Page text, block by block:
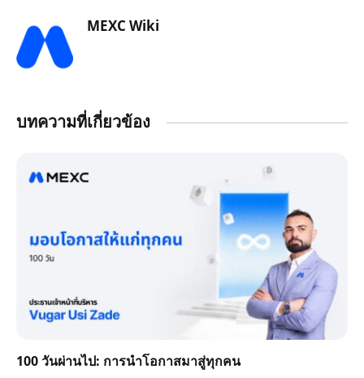
MEXC Wiki
บทความที่เกี่ยวข้อง
100 วันผ่านไป: การนำโอกาสมาสู่ทุกคน